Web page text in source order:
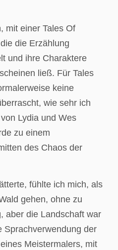
mit einer Tales Of
die Erzählung
und ihre Charaktere
ließ. Für Tales
keine
wie sehr ich
Lydia und Wes
zu einem
des Chaos der
fühlte ich mich, als
gehen, ohne zu
aber die Landschaft war
Sprachverwendung der
Meistermalers, mit